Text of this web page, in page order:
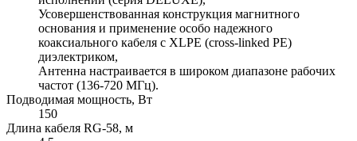
Усовершенствованная конструкция магнитного
основания и применение особо надежного
коаксиального кабеля с XLPE (cross-linked PE)
диэлектриком,
Антенна настраивается в широком диапазоне рабочих
частот (136-720 МГц).
Подводимая мощность, Вт
150
Длина кабеля RG-58, м